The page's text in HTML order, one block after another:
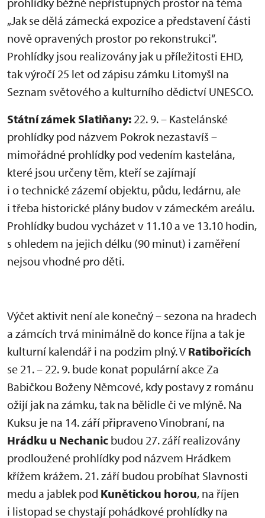
„Jak se dělá zámecká expozice a představení části
nově opravených prostor po rekonstrukci“.
Prohlídky jsou realizovány jak u příležitosti EHD,
tak výročí 25 let od zápisu zámku Litomyšl na
Seznam světového a kulturního dědictví UNESCO.
Státní zámek Slatiňany: 22. 9. – Kastelánské
prohlídky pod názvem Pokrok nezastavíš –
mimořádné prohlídky pod vedením kastelána,
které jsou určeny těm, kteří se zajímají
i o technické zázemí objektu, půdu, ledárnu, ale
i třeba historické plány budov v zámeckém areálu.
Prohlídky budou vycházet v 11.10 a ve 13.10 hodin,
s ohledem na jejich délku (90 minut) i zaměření
nejsou vhodné pro děti.
Výčet aktivit není ale konečný – sezona na hradech
a zámcích trvá minimálně do konce října a tak je
kulturní kalendář i na podzim plný. V Ratibořicích
se 21. – 22. 9. bude konat populární akce Za
Babičkou Boženy Němcové, kdy postavy z románu
ožijí jak na zámku, tak na bělidle či ve mlýně. Na
Kuksu je na 14. září připraveno Vinobraní, na
Hrádku u Nechanic budou 27. září realizovány
prodloužené prohlídky pod názvem Hrádkem
křížem krážem. 21. září budou probíhat Slavnosti
medu a jablek pod Kunětickou horou, na říjen
i listopad se chystají pohádkové prohlídky na